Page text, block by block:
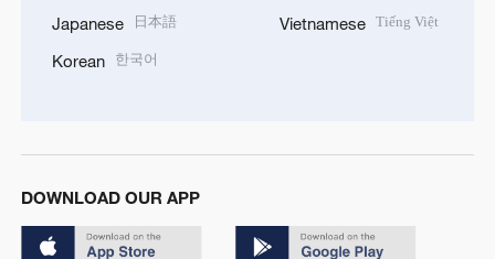
Japanese 日本語
Korean 한국어
Vietnamese Tiếng Việt
DOWNLOAD OUR APP